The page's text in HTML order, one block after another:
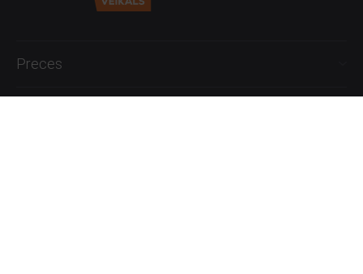
Preces